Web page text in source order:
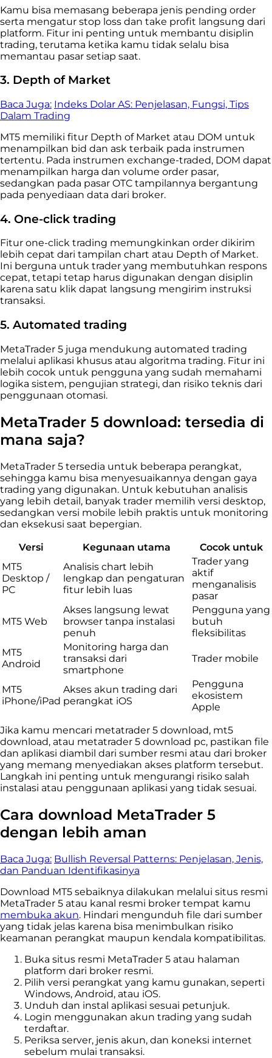
Kamu bisa memasang beberapa jenis pending order
serta mengatur stop loss dan take profit langsung dari
platform. Fitur ini penting untuk membantu disiplin
trading, terutama ketika kamu tidak selalu bisa
memantau pasar setiap saat.
3. Depth of Market
Baca Juga: Indeks Dolar AS: Penjelasan, Fungsi, Tips
Dalam Trading
MT5 memiliki fitur Depth of Market atau DOM untuk
menampilkan bid dan ask terbaik pada instrumen
tertentu. Pada instrumen exchange-traded, DOM dapat
menampilkan harga dan volume order pasar,
sedangkan pada pasar OTC tampilannya bergantung
pada penyediaan data dari broker.
4. One-click trading
Fitur one-click trading memungkinkan order dikirim
lebih cepat dari tampilan chart atau Depth of Market.
Ini berguna untuk trader yang membutuhkan respons
cepat, tetapi tetap harus digunakan dengan disiplin
karena satu klik dapat langsung mengirim instruksi
transaksi.
5. Automated trading
MetaTrader 5 juga mendukung automated trading
melalui aplikasi khusus atau algoritma trading. Fitur ini
lebih cocok untuk pengguna yang sudah memahami
logika sistem, pengujian strategi, dan risiko teknis dari
penggunaan otomasi.
MetaTrader 5 download: tersedia di
mana saja?
MetaTrader 5 tersedia untuk beberapa perangkat,
sehingga kamu bisa menyesuaikannya dengan gaya
trading yang digunakan. Untuk kebutuhan analisis
yang lebih detail, banyak trader memilih versi desktop,
sedangkan versi mobile lebih praktis untuk monitoring
dan eksekusi saat bepergian.
Versi
Kegunaan utama
Cocok untuk
MT5
Desktop /
PC
Analisis chart lebih
lengkap dan pengaturan
fitur lebih luas
Trader yang
aktif
menganalisis
pasar
MT5 Web
Akses langsung lewat
browser tanpa instalasi
penuh
Pengguna yang
butuh
fleksibilitas
MT5
Android
Monitoring harga dan
transaksi dari
smartphone
Trader mobile
MT5
iPhone/iPad
Akses akun trading dari
perangkat iOS
Pengguna
ekosistem
Apple
Jika kamu mencari metatrader 5 download, mt5
download, atau metatrader 5 download pc, pastikan file
dan aplikasi diambil dari sumber resmi atau dari broker
yang memang menyediakan akses platform tersebut.
Langkah ini penting untuk mengurangi risiko salah
instalasi atau penggunaan aplikasi yang tidak sesuai.
Cara download MetaTrader 5
dengan lebih aman
Baca Juga: Bullish Reversal Patterns: Penjelasan, Jenis,
dan Panduan Identifikasinya
Download MT5 sebaiknya dilakukan melalui situs resmi
MetaTrader 5 atau kanal resmi broker tempat kamu
membuka akun. Hindari mengunduh file dari sumber
yang tidak jelas karena bisa menimbulkan risiko
keamanan perangkat maupun kendala kompatibilitas.
Buka situs resmi MetaTrader 5 atau halaman
platform dari broker resmi.
Pilih versi perangkat yang kamu gunakan, seperti
Windows, Android, atau iOS.
Unduh dan instal aplikasi sesuai petunjuk.
Login menggunakan akun trading yang sudah
terdaftar.
Periksa server, jenis akun, dan koneksi internet
sebelum mulai transaksi.